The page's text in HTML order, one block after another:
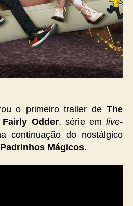
de
The
Fairly
OddParents:
Fairly
Odder
o primeiro trailer deThe
Odder, série em live-
continuação do nostálgico
Mágicos.